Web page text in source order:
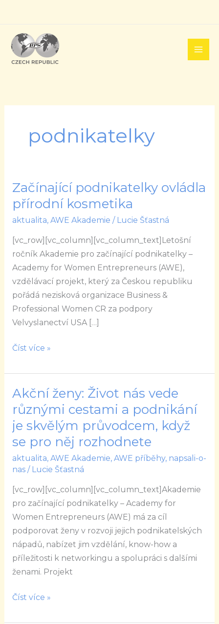
obsah
podnikatelky
Začínající podnikatelky ovládla
přírodní kosmetika
aktualita, AWE Akademie / Lucie Šťastná
[vc_row][vc_column][vc_column_text]Letošní
ročník Akademie pro začínající podnikatelky –
Academy for Women Entrepreneurs (AWE),
vzdělávací projekt, který za Českou republiku
pořádá nezisková organizace Business &
Professional Women CR za podpory
Velvyslanectví USA […]
Začínající
podnikatelky
ovládla
kosmetika
Číst více »
Akční ženy: Život nás vede
různými cestami a podnikání
je skvělým průvodcem, když
se pro něj rozhodnete
aktualita, AWE Akademie, AWE příběhy, napsali-o-
nas/ Lucie Šťastná
[vc_row][vc_column][vc_column_text]Akademie
pro začínající podnikatelky – Academy for
Women Entrepreneurs (AWE) má za cíl
podporovat ženy v rozvoji jejich podnikatelských
nápadů, nabízet jim vzdělání, know-how a
příležitosti k networkingu a spolupráci s dalšími
ženami. Projekt
Akční
ženy:
Život
nás
vede
různými
cestami
a
podnikání
je
skvělým
průvodcem,
když
se
něj
Číst více »